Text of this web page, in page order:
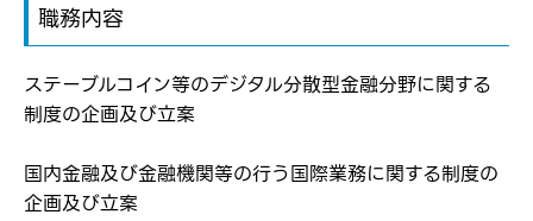
職務内容
ステーブルコイン等のデジタル分散型金融分野に関する
制度の企画及び立案
国内金融及び金融機関等の行う国際業務に関する制度の
企画及び立案